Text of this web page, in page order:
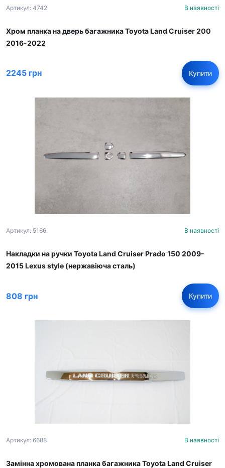
Артикул: 4742 В наявності
Хром планка на дверь багажника Toyota Land Cruiser 200
2016-2022
2245 грн Купити
Артикул: 5166 В наявності
Накладки на ручки Toyota Land Cruiser Prado 150 2009-
2015 Lexus style (нержавіюча сталь)
808 грн Купити
Артикул: 6688 В наявності
Замінна хромована планка багажника Toyota Land Cruiser